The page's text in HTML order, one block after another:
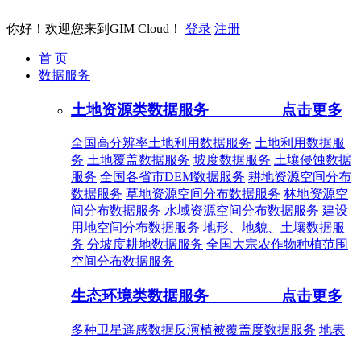
你好！欢迎您来到GIM Cloud！ 登录 注册
首 页
数据服务
土地资源类数据服务 点击更多
全国高分辨率土地利用数据服务 土地利用数据服
务 土地覆盖数据服务 坡度数据服务 土壤侵蚀数据
服务 全国各省市DEM数据服务 耕地资源空间分布
数据服务 草地资源空间分布数据服务 林地资源空
间分布数据服务 水域资源空间分布数据服务 建设
用地空间分布数据服务 地形、地貌、土壤数据服
务 分坡度耕地数据服务 全国大宗农作物种植范围
空间分布数据服务
生态环境类数据服务 点击更多
多种卫星遥感数据反演植被覆盖度数据服务 地表